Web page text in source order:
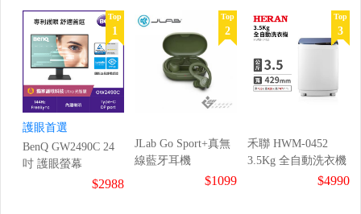
Top
1
護眼首選
BenQ GW2490C 24
吋 護眼螢幕
$2988
Top
2
JLab Go Sport+真無
線藍牙耳機
$1099
Top
3
禾聯 HWM-0452
3.5Kg 全自動洗衣機
$4990